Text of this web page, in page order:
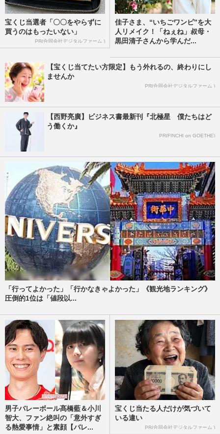
宝くじ当選者「〇〇をやらずに
買うのはもったいない」
PR(合同会社デジタルファーム )
佳子さま、“いちごワンピ”を大
人リメイク！「ねぇね」叔母・
黒田清子さんから学んだ...
【宝くじ当てたい方限定】もう外れるの、終わりにし
ませんか
PR(合同会社デジタルファーム )
【西野亮廣】ビジネス書最新刊『北極星 僕たちはど
う働くか』
PR(FINCHI on GOETHE)
「行ってよかった」「行かなきゃよかった」《観光地ランキング》
圧倒的1位は「値段以...
男子バレーボール髙橋藍＆小川
智大、ファン絶叫の「意外すぎ
る熱愛事情」と素顔【バレ...
宝くじ当たる人だけが気づいて
いる違い
PR(合同会社デジタルファーム )